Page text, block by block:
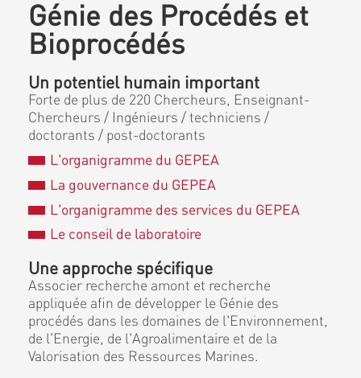
Génie des Procédés et
Bioprocédés
Un potentiel humain important
Forte de plus de 220 Chercheurs, Enseignant-
Chercheurs / Ingénieurs / techniciens /
doctorants / post-doctorants
L'organigramme du GEPEA
La gouvernance du GEPEA
L'organigramme des services du GEPEA
Le conseil de laboratoire
Une approche spécifique
Associer recherche amont et recherche
appliquée afin de développer le Génie des
procédés dans les domaines de l'Environnement,
de l'Energie, de l'Agroalimentaire et de la
Valorisation des Ressources Marines.